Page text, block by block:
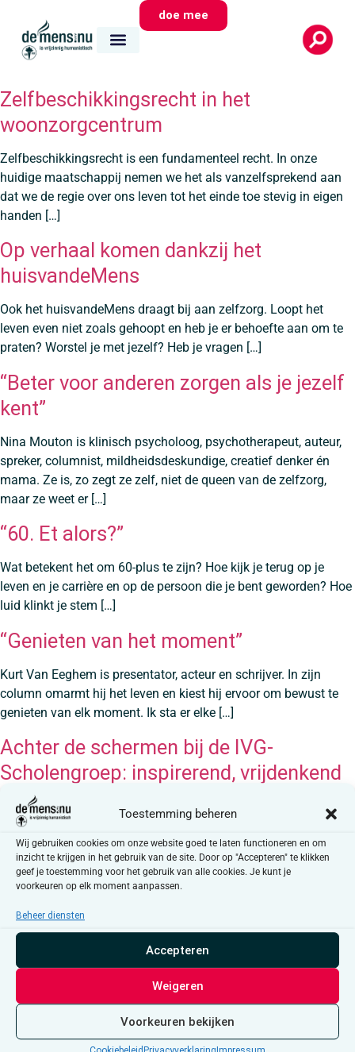
Toestemming beheren
Wij gebruiken cookies om onze website goed te laten functioneren en om
inzicht te krijgen in het gebruik van de site. Door op "Accepteren" te klikken
geef je toestemming voor het gebruik van alle cookies. Je kunt je
voorkeuren op elk moment aanpassen.
Beheer diensten
Accepteren
Weigeren
Voorkeuren bekijken
doe mee
Zelfbeschikkingsrecht in het
woonzorgcentrum
Zelfbeschikkingsrecht is een fundamenteel recht. In onze
huidige maatschappij nemen we het als vanzelfsprekend aan
dat we de regie over ons leven tot het einde toe stevig in eigen
handen […]
Op verhaal komen dankzij het
huisvandeMens
Ook het huisvandeMens draagt bij aan zelfzorg. Loopt het
leven even niet zoals gehoopt en heb je er behoefte aan om te
praten? Worstel je met jezelf? Heb je vragen […]
“Beter voor anderen zorgen als je jezelf
kent”
Nina Mouton is klinisch psycholoog, psychotherapeut, auteur,
spreker, columnist, mildheidsdeskundige, creatief denker én
mama. Ze is, zo zegt ze zelf, niet de queen van de zelfzorg,
maar ze weet er […]
“60. Et alors?”
Wat betekent het om 60-plus te zijn? Hoe kijk je terug op je
leven en je carrière en op de persoon die je bent geworden? Hoe
luid klinkt je stem […]
“Genieten van het moment”
Kurt Van Eeghem is presentator, acteur en schrijver. In zijn
column omarmt hij het leven en kiest hij ervoor om bewust te
genieten van elk moment. Ik sta er elke […]
Achter de schermen bij de IVG-
Scholengroep: inspirerend, vrijdenkend
en geëngageerd
De IVG-Scholengroep, een nieuwe lidvereniging van
demens.nu/, stelt zichzelf en haar werking in Gent voor. De
afkorting IVG staat voor inspirerend, vrijdenkend en
geëngageerd. Hoewel alle leerlingen er welkom zijn, […]
Een verslaving maar dan anders
Vrijzinnig humanistische consulenten van de Stichting voor
Morele Bijstand aan Gevangenen geven individuele morele
bijstand aan gedetineerden. Zij bieden een luisterend oor
binnen een echte vertrouwensrelatie. In deze column getuigen